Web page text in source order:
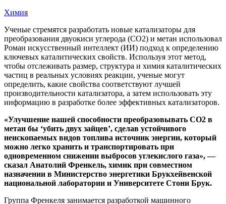
Химия
Ученые стремятся разработать новые катализаторы для
преобразования двуокиси углерода (CO2) и метан использовал
Роман искусственный интеллект (ИИ) подход к определению
ключевых каталитических свойств. Используя этот метод,
чтобы отслеживать размер, структура и химия каталитических
частиц в реальных условиях реакции, ученые могут
определить, какие свойства соответствуют лучшей
производительности катализатора, а затем использовать эту
информацию в разработке более эффективных катализаторов.
«Улучшение нашей способности преобразовывать CO2 в
метан бы ‘убить двух зайцев’, сделав устойчивого
неископаемых видов топлива источник энергии, который
можно легко хранить и транспортировать при
одновременном снижении выбросов углекислого газа», —
сказал Анатолий Френкель, химик при совместном
назначении в Министерство энергетики Брукхейвенской
национальной лаборатории и Университете Стони Брук.
Группа Френкеля занимается разработкой машинного